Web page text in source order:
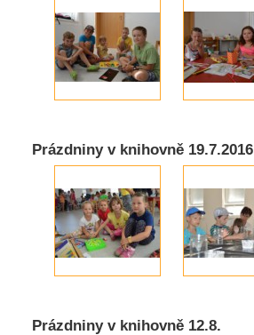
Prázdniny v knihovně 19.7.2016
Prázdniny v knihovně 12.8.